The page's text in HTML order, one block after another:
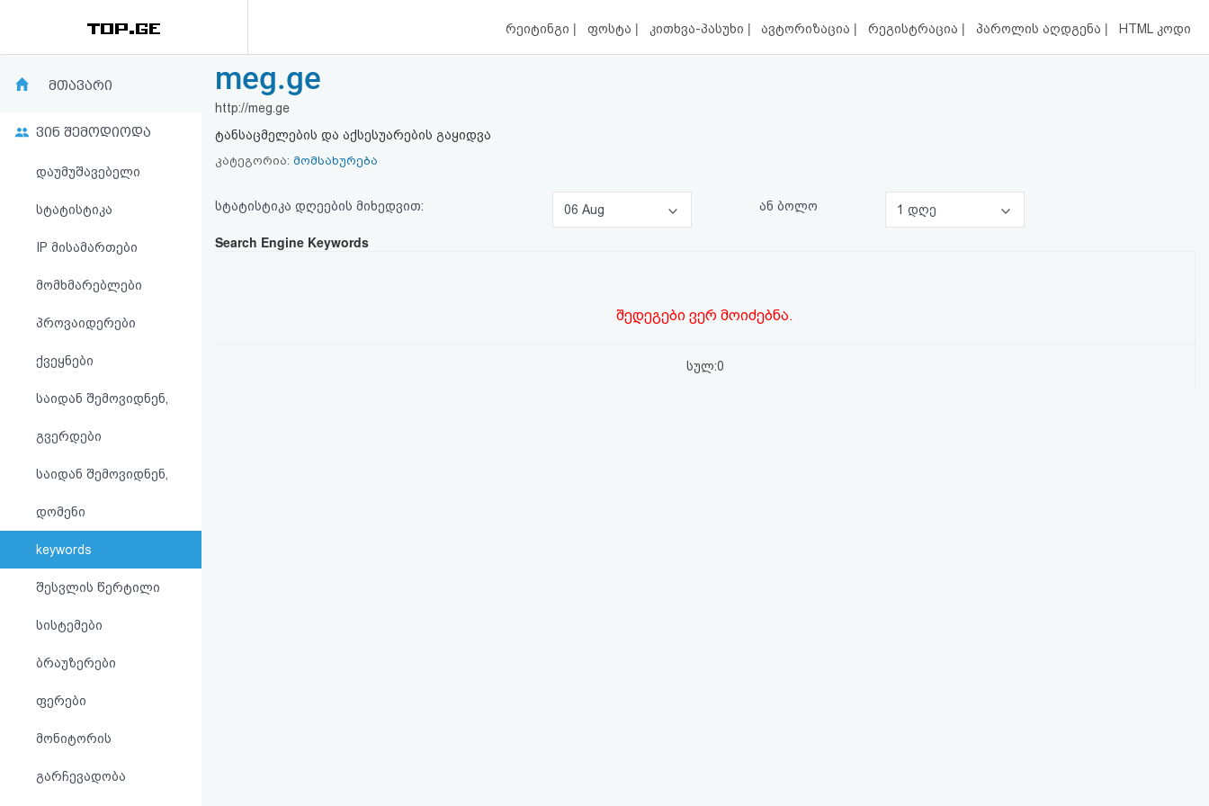
რეიტინგი | ფოსტა | კითხვა-პასუხი | ავტორიზაცია | რეგისტრაცია | პაროლის აღდგენა | HTML კოდი
რეიტინგი
კითხვა-
პასუხი
ავტორიზაცია
რეგისტრაცია
სალიცენზიო
შეთანხმება
მთავარი
ვინ შემოდიოდა
დაუმუშავებელი
სტატისტიკა
IP მისამართები
მომხმარებლები
პროვაიდერები
ქვეყნები
საიდან შემოვიდნენ,
გვერდები
საიდან შემოვიდნენ,
დომენი
keywords
შესვლის წერტილი
სისტემები
ბრაუზერები
ფერები
მონიტორის
გარჩევადობა
meg.ge
http://meg.ge
ტანსაცმელების და აქსესუარების გაყიდვა
კატეგორია: მომსახურება
სტატისტიკა დღეების მიხედვით: 06 Aug ან ბოლო 1 დღე
Search Engine Keywords
შედეგები ვერ მოიძებნა.
სულ:0